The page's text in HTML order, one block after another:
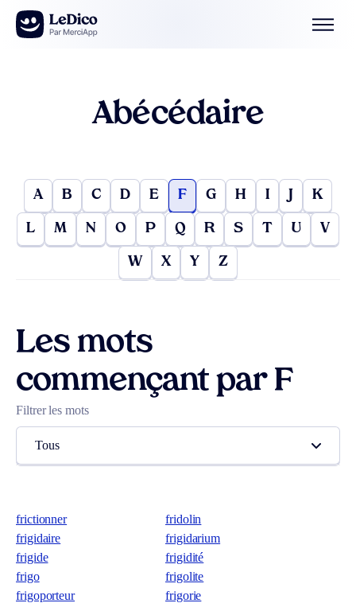
Aller au contenu
Abécédaire
A B C D E F G H I J K
L M N O P Q R S T U V
W X Y Z
Les mots
commençant par F
Filtrer les mots
Tous
frictionner
fridolin
frigidaire
frigidarium
frigide
frigidité
frigo
frigolite
frigoporteur
frigorie